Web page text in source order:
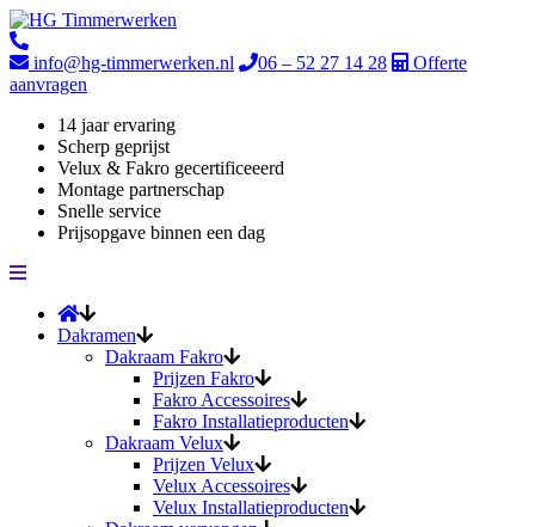
info@hg-timmerwerken.nl 06 – 52 27 14 28
Offerte
aanvragen
14 jaar ervaring
Scherp geprijst
Velux & Fakro gecertificeeerd
Montage partnerschap
Snelle service
Prijsopgave binnen een dag
Dakramen
Dakraam Fakro
Prijzen Fakro
Fakro Accessoires
Fakro Installatieproducten
Dakraam Velux
Prijzen Velux
Velux Accessoires
Velux Installatieproducten